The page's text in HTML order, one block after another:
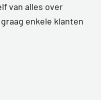
van alles over
enkele klanten